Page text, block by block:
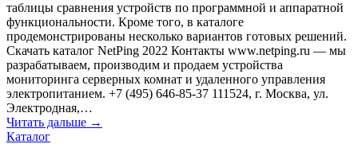
таблицы сравнения устройств по программной и аппаратной
функциональности. Кроме того, в каталоге
продемонстрированы несколько вариантов готовых решений.
Скачать каталог NetPing 2022 Контакты www.netping.ru — мы
разрабатываем, производим и продаем устройства
мониторинга серверных комнат и удаленного управления
электропитанием. +7 (495) 646-85-37 111524, г. Москва, ул.
Электродная,…
Читать дальше →
Каталог